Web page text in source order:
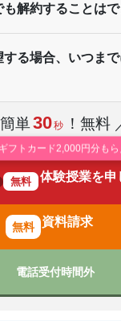
でも解約することは
単30秒 ！無料
フトカード2,000円分もら
無料 体験授業を申
資料請求
電話受付時間外